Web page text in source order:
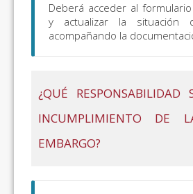
Deberá acceder al
y actualizar la situación
acompañando la
¿QUÉ RESPONSABILIDAD
INCUMPLIMIENTO DE
EMBARGO?